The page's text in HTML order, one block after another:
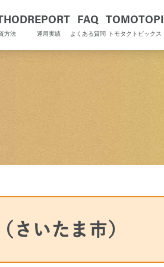
方法
REPORT
運用実績
FAQ
よくある質問
TOMOTOPI
トモタクトピックス
さいたま市）